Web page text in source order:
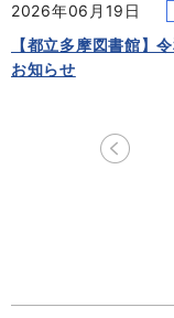
2026年06月19日
【都立多摩図書館】
お知らせ